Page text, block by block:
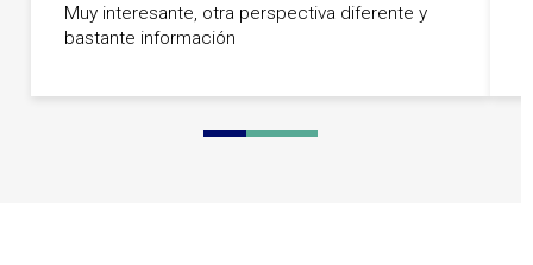
Muy interesante, otra perspectiva diferente y
bastante información
0 1 2 3 4 5